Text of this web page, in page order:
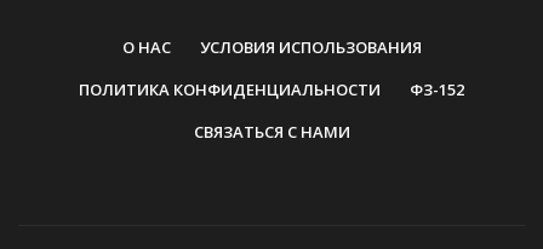
О НАС
УСЛОВИЯ ИСПОЛЬЗОВАНИЯ
ПОЛИТИКА КОНФИДЕНЦИАЛЬНОСТИ
ФЗ-152
СВЯЗАТЬСЯ С НАМИ